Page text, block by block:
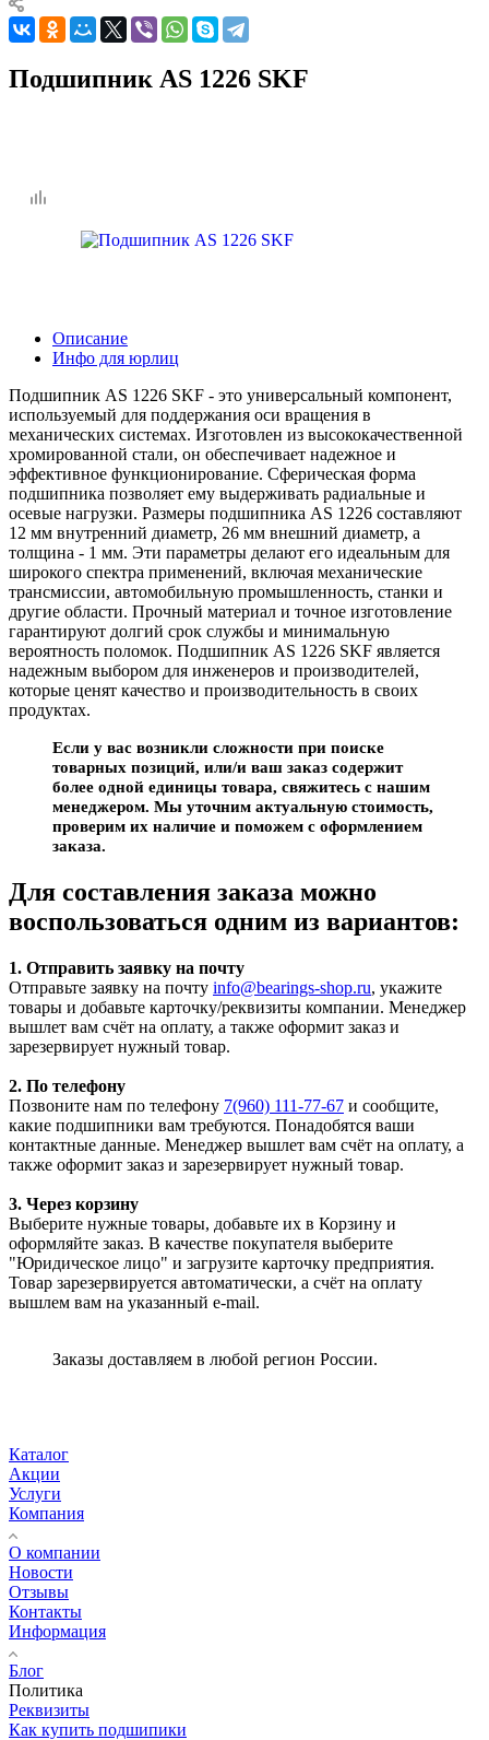
Подшипник AS 1226 SKF
Описание
Инфо для юрлиц
Подшипник AS 1226 SKF - это универсальный компонент,
используемый для поддержания оси вращения в
механических системах. Изготовлен из высококачественной
хромированной стали, он обеспечивает надежное и
эффективное функционирование. Сферическая форма
подшипника позволяет ему выдерживать радиальные и
осевые нагрузки. Размеры подшипника AS 1226 составляют
12 мм внутренний диаметр, 26 мм внешний диаметр, а
толщина - 1 мм. Эти параметры делают его идеальным для
широкого спектра применений, включая механические
трансмиссии, автомобильную промышленность, станки и
другие области. Прочный материал и точное изготовление
гарантируют долгий срок службы и минимальную
вероятность поломок. Подшипник AS 1226 SKF является
надежным выбором для инженеров и производителей,
которые ценят качество и производительность в своих
продуктах.
Если у вас возникли сложности при поиске
товарных позиций, или/и ваш заказ содержит
более одной единицы товара, свяжитесь с нашим
менеджером. Мы уточним актуальную стоимость,
проверим их наличие и поможем с оформлением
заказа.
Для составления заказа можно
воспользоваться одним из вариантов:
1. Отправить заявку на почту
Отправьте заявку на почту info@bearings-shop.ru, укажите
товары и добавьте карточку/реквизиты компании. Менеджер
вышлет вам счёт на оплату, а также оформит заказ и
зарезервирует нужный товар.
2. По телефону
Позвоните нам по телефону 7(960) 111-77-67 и сообщите,
какие подшипники вам требуются. Понадобятся ваши
контактные данные. Менеджер вышлет вам счёт на оплату, а
также оформит заказ и зарезервирует нужный товар.
3. Через корзину
Выберите нужные товары, добавьте их в Корзину и
оформляйте заказ. В качестве покупателя выберите
"Юридическое лицо" и загрузите карточку предприятия.
Товар зарезервируется автоматически, а счёт на оплату
вышлем вам на указанный e-mail.
Заказы доставляем в любой регион России.
Каталог
Акции
Услуги
Компания
О компании
Новости
Отзывы
Контакты
Информация
Блог
Политика
Реквизиты
Как купить подшипики